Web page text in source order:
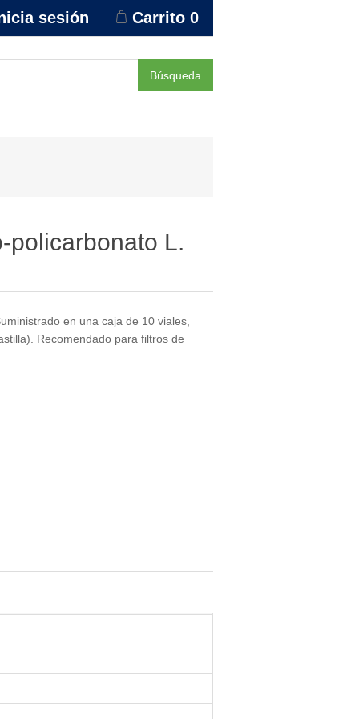
sesión Carrito 0
Búsqueda
policarbonato L.
en una caja de 10 viales,
Recomendado para filtros de